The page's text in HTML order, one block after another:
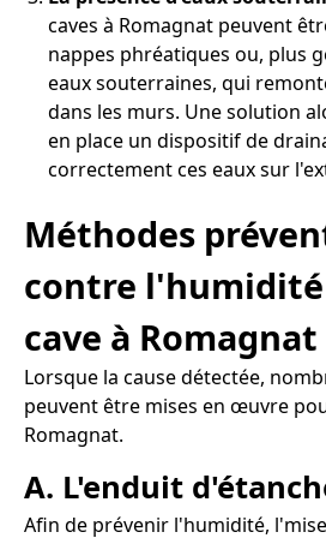
caves à Romagnat peuvent
nappes phréatiques ou, plus
eaux souterraines, qui
dans les murs. Une solution
en place un dispositif de
correctement ces eaux sur
Méthodes
contre
cave à Romagnat
Lorsque la cause détectée,
peuvent être mises en œuvre
Romagnat.
A. L'enduit
Afin de prévenir l'humidité,